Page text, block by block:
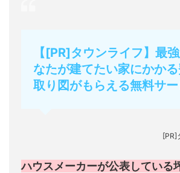
【[PR]タウンライフ】最
なたが建てたい家にかか
取り図がもらえる無料サー
[PR]
ハウスメーカーが公表している